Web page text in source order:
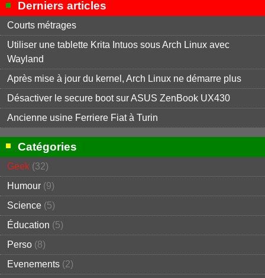
Derniers articles
Courts métrages
Utiliser une tablette Krita Intuos sous Arch Linux avec
Wayland
Après mise à jour du kernel, Arch Linux ne démarre plus
Désactiver le secure boot sur ASUS ZenBook UX430
Ancienne usine Ferriere Fiat à Turin
Catégories
Geek (32)
Humour (9)
Science (5)
Éducation (5)
Perso (8)
Evenements (2)